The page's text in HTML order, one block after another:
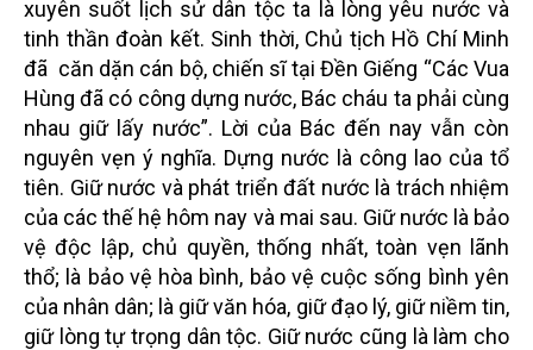
xuyên suốt lịch sử dân tộc ta là lòng yêu nước và
tinh thần đoàn kết. Sinh thời, Chủ tịch Hồ Chí Minh
đã căn dặn cán bộ, chiến sĩ tại Đền Giếng “Các Vua
Hùng đã có công dựng nước, Bác cháu ta phải cùng
nhau giữ lấy nước”. Lời của Bác đến nay vẫn còn
nguyên vẹn ý nghĩa. Dựng nước là công lao của tổ
tiên. Giữ nước và phát triển đất nước là trách nhiệm
của các thế hệ hôm nay và mai sau. Giữ nước là bảo
vệ độc lập, chủ quyền, thống nhất, toàn vẹn lãnh
thổ; là bảo vệ hòa bình, bảo vệ cuộc sống bình yên
của nhân dân; là giữ văn hóa, giữ đạo lý, giữ niềm tin,
giữ lòng tự trọng dân tộc. Giữ nước cũng là làm cho